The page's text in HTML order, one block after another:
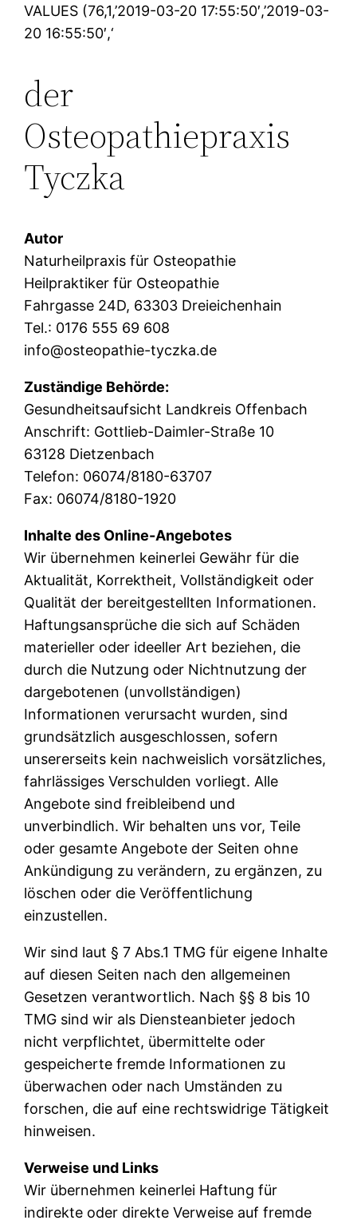
VALUES (76,1,’2019-03-20 17:55:50′,’2019-03-
20 16:55:50′,‘
der
Osteopathiepraxis
Tyczka
Autor
Naturheilpraxis für Osteopathie
Heilpraktiker für Osteopathie
Fahrgasse 24D, 63303 Dreieichenhain
Tel.: 0176 555 69 608
info@osteopathie-tyczka.de
Zuständige Behörde:
Gesundheitsaufsicht Landkreis Offenbach
Anschrift: Gottlieb-Daimler-Straße 10
63128 Dietzenbach
Telefon: 06074/8180-63707
Fax: 06074/8180-1920
Inhalte des Online-Angebotes
Wir übernehmen keinerlei Gewähr für die
Aktualität, Korrektheit, Vollständigkeit oder
Qualität der bereitgestellten Informationen.
Haftungsansprüche die sich auf Schäden
materieller oder ideeller Art beziehen, die
durch die Nutzung oder Nichtnutzung der
dargebotenen (unvollständigen)
Informationen verursacht wurden, sind
grundsätzlich ausgeschlossen, sofern
unsererseits kein nachweislich vorsätzliches,
fahrlässiges Verschulden vorliegt. Alle
Angebote sind freibleibend und
unverbindlich. Wir behalten uns vor, Teile
oder gesamte Angebote der Seiten ohne
Ankündigung zu verändern, zu ergänzen, zu
löschen oder die Veröffentlichung
einzustellen.
Wir sind laut § 7 Abs.1 TMG für eigene Inhalte
auf diesen Seiten nach den allgemeinen
Gesetzen verantwortlich. Nach §§ 8 bis 10
TMG sind wir als Diensteanbieter jedoch
nicht verpflichtet, übermittelte oder
gespeicherte fremde Informationen zu
überwachen oder nach Umständen zu
forschen, die auf eine rechtswidrige Tätigkeit
hinweisen.
Verweise und Links
Wir übernehmen keinerlei Haftung für
indirekte oder direkte Verweise auf fremde